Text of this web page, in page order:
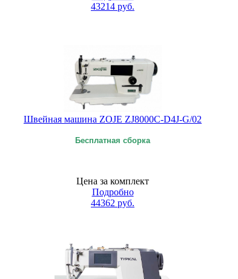
43214 руб.
Швейная машина ZOJE ZJ8000C-D4J-G/02
Бесплатная сборка
Цена за комплект
Подробно
44362 руб.